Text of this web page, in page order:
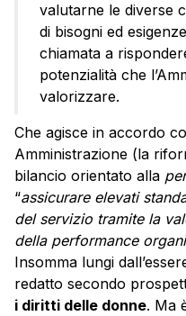
valutarne le diverse
di bisogni ed
chiamata a
potenzialità che
valorizzare.
Che agisce in accordo
Amministrazione (la
bilancio orientato alla
“assicurare elevati
del servizio tramite la
della performance
Insomma lungi
redatto secondo
i diritti delle donne. Ma